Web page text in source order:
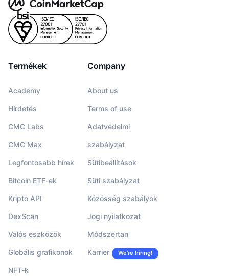
Termékek
Academy
Hirdetés
CMC Labs
CMC Max
Legfontosabb hírek
Bitcoin ETF-ek
Kripto API
DexScan
Valós eszközök
Globális grafikonok
NFT-k
Company
About us
Terms of use
Adatvédelmi
szabályzat
Sütibeállítások
Süti szabályzat
Közösség szabályok
Jogi nyilatkozat
Módszertan
Karrier We’re hiring!